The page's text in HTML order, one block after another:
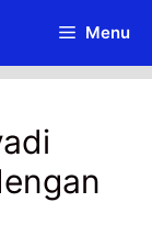
Menu